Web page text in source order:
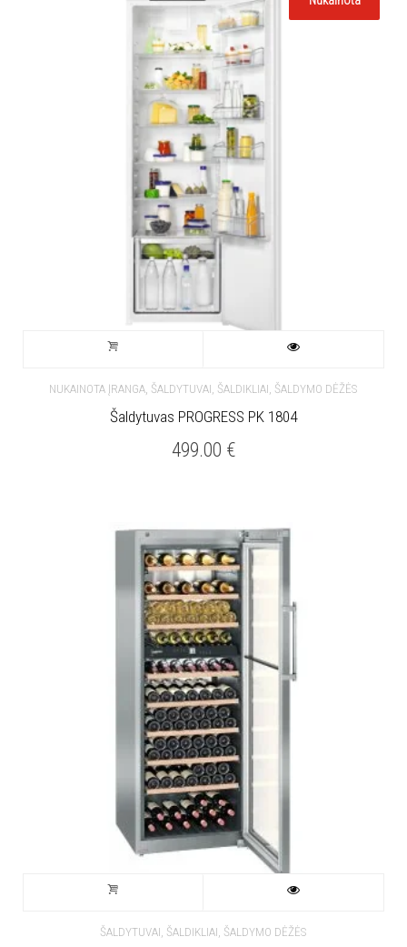
NUKAINOTA ĮRANGA, ŠALDYTUVAI, ŠALDIKLIAI, ŠALDYMO DĖŽĖS
Šaldytuvas PROGRESS PK 1804
499.00 €
ŠALDYTUVAI, ŠALDIKLIAI, ŠALDYMO DĖŽĖS